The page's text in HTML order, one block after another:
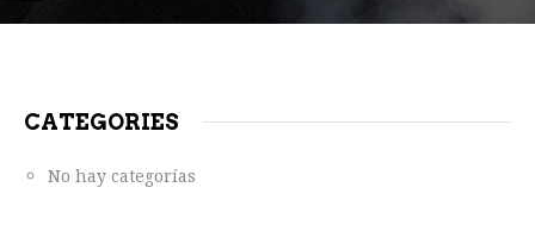
CATEGORIES
No hay categorías